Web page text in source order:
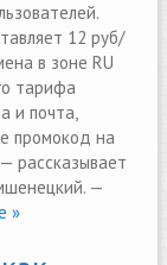
12 руб/
в зоне RU
тарифа
и почта,
промокод на
рассказывает
—
»